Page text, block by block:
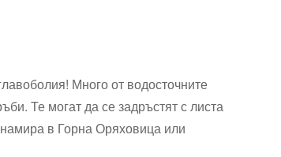
Много от водосточните
Те могат да се задръстят с листа
в Горна Оряховица или